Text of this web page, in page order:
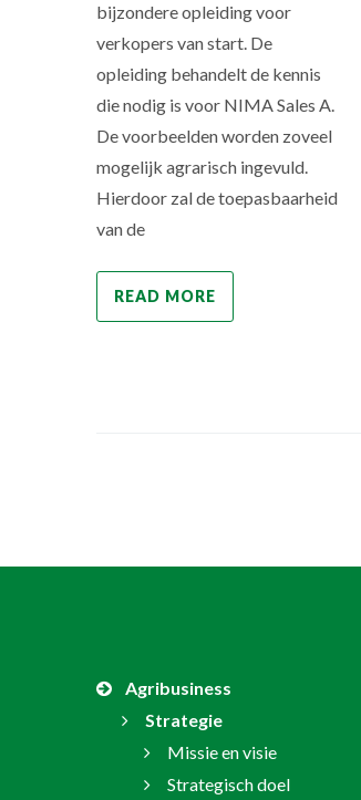
bijzondere opleiding voor
verkopers van start. De
opleiding behandelt de kennis
die nodig is voor NIMA Sales A.
De voorbeelden worden zoveel
mogelijk agrarisch ingevuld.
Hierdoor zal de toepasbaarheid
van de
READ MORE
Agribusiness
Strategie
Missie en visie
Strategisch doel